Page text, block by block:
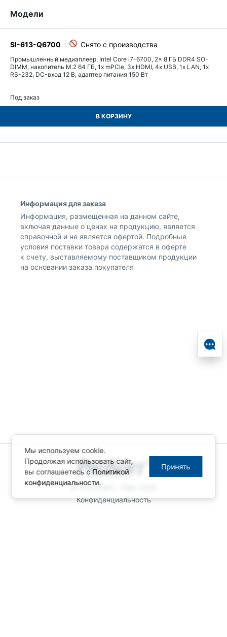
Модели
SI-613-Q6700
Промышленный медиаплеер, Intel Core i7-6700, 2x 8 ГБ DDR4 SO-
DIMM, накопитель M.2 64 ГБ, 1x mPCIe, 3x HDMI, 4x USB, 1x LAN, 1x
RS-232, DC-вход 12 В, адаптер питания 150 Вт
Под заказ
В КОРЗИНУ
Информация для заказа
Информация, размещенная на данном сайте,
включая данные о ценах на продукцию, является
справочной и не является офертой. Подробные
условия поставки товара содержатся в оферте
к счету, выставляемому поставщиком продукции
на основании заказа покупателя
© ПРОСОФТ, 1996-2026
Конфиденциальность
Мы используем cookie.
Продолжая использовать сайт,
вы соглашаетесь с Политикой
конфиденциальности.
Принять